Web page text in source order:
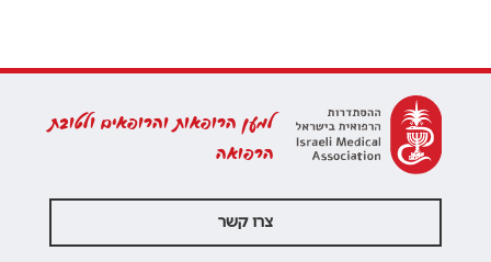
למען הרופאות והרופאים ולטובת
הרפואה
צרו קשר